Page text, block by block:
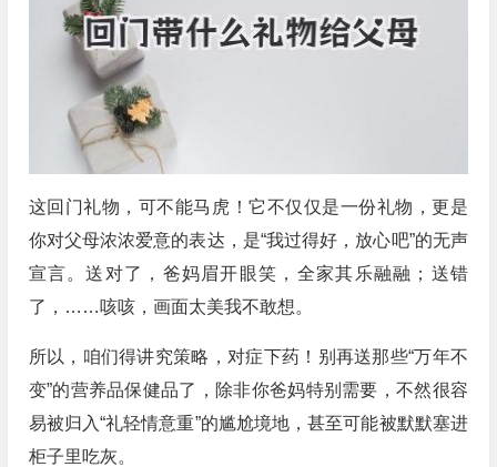
这回门礼物，可不能马虎！它不仅仅是一份礼物，更是
你对父母浓浓爱意的表达，是“我过得好，放心吧”的无声
宣言。送对了，爸妈眉开眼笑，全家其乐融融；送错
了，……咳咳，画面太美我不敢想。
所以，咱们得讲究策略，对症下药！别再送那些“万年不
变”的营养品保健品了，除非你爸妈特别需要，不然很容
易被归入“礼轻情意重”的尴尬境地，甚至可能被默默塞进
柜子里吃灰。